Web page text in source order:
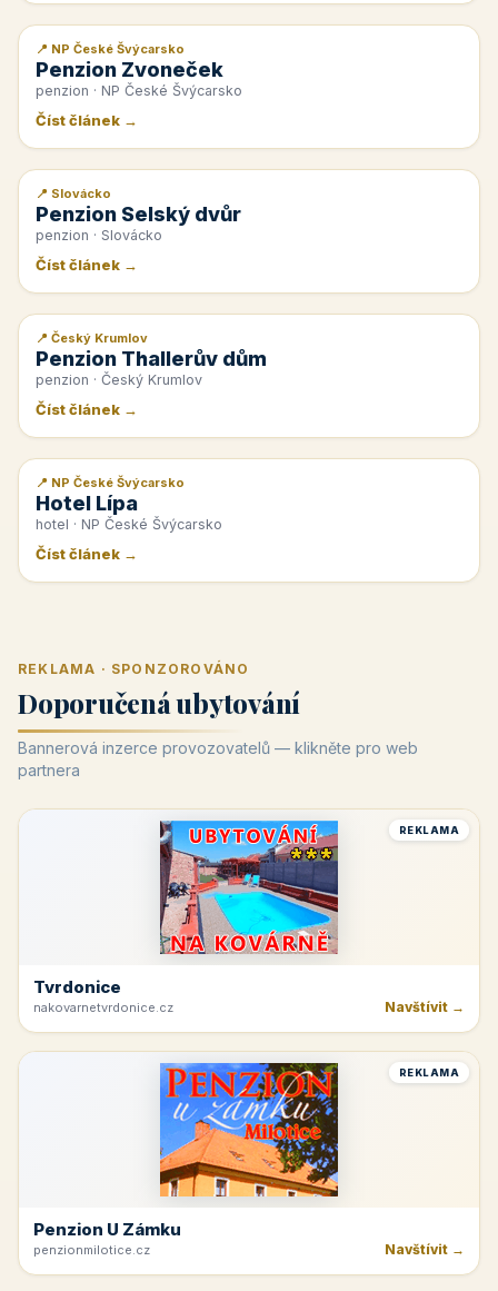
📰 PR článek
📍 NP České Švýcarsko
Penzion Zvoneček
penzion · NP České Švýcarsko
Číst článek →
📰 PR článek
📍 Slovácko
Penzion Selský dvůr
penzion · Slovácko
Číst článek →
📰 PR článek
📍 Český Krumlov
Penzion Thallerův dům
penzion · Český Krumlov
Číst článek →
📰 PR článek
📍 NP České Švýcarsko
Hotel Lípa
hotel · NP České Švýcarsko
Číst článek →
REKLAMA · SPONZOROVÁNO
Doporučená ubytování
Bannerová inzerce provozovatelů — klikněte pro web
partnera
REKLAMA
Tvrdonice
nakovarnetvrdonice.cz Navštívit →
REKLAMA
Penzion U Zámku
penzionmilotice.cz Navštívit →